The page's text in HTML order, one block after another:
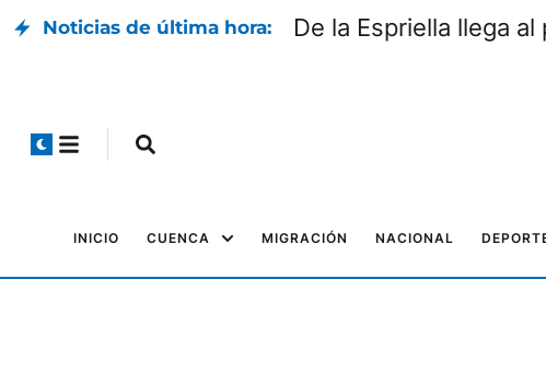
Noticias de última hora: De la Espriella llega
INICIO CUENCA MIGRACIÓN NACIONAL